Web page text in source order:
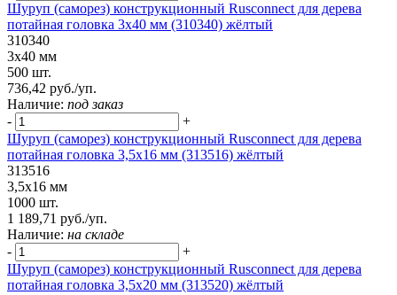
Шуруп (саморез) конструкционный Rusconnect для дерева
потайная головка 3х40 мм (310340) жёлтый
310340
3х40 мм
500 шт.
736,42 руб./уп.
Наличие: под заказ
-
+
Шуруп (саморез) конструкционный Rusconnect для дерева
потайная головка 3,5х16 мм (313516) жёлтый
313516
3,5х16 мм
1000 шт.
1 189,71 руб./уп.
Наличие: на складе
-
+
Шуруп (саморез) конструкционный Rusconnect для дерева
потайная головка 3,5х20 мм (313520) жёлтый